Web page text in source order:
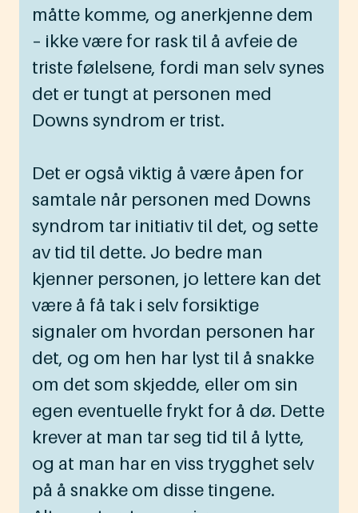
måtte komme, og anerkjenne dem
– ikke være for rask til å avfeie de
triste følelsene, fordi man selv synes
det er tungt at personen med
Downs syndrom er trist.
Det er også viktig å være åpen for
samtale når personen med Downs
syndrom tar initiativ til det, og sette
av tid til dette. Jo bedre man
kjenner personen, jo lettere kan det
være å få tak i selv forsiktige
signaler om hvordan personen har
det, og om hen har lyst til å snakke
om det som skjedde, eller om sin
egen eventuelle frykt for å dø. Dette
krever at man tar seg tid til å lytte,
og at man har en viss trygghet selv
på å snakke om disse tingene.